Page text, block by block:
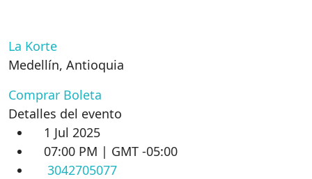
La Korte
Medellín, Antioquia
Comprar Boleta
Detalles del evento
1 Jul 2025
07:00 PM | GMT -05:00
3042705077